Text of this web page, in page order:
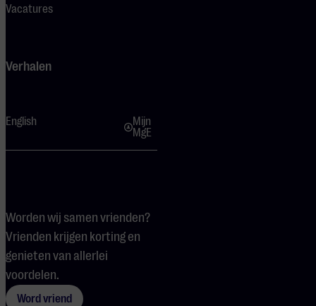
Vacatures
Verhalen
English
Mijn
MgE
Worden wij samen vrienden?
Vrienden krijgen korting en
genieten van allerlei
voordelen.
Word vriend